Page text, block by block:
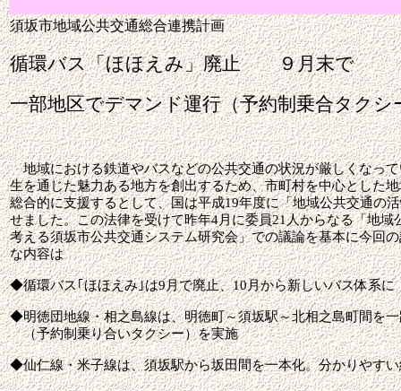
須坂市地域公共交通総合連携計画
循環バス「ほほえみ」廃止 ９月末で
一部地区でデマンド運行（予約制乗合タ
地域における鉄道やバスなどの公共交通の状況が厳しくなっ
生を通じた魅力ある地方を創出するため、市町村を中心とした
総合的に支援するとして、国は平成19年度に「地域公共交通の
せました。この法律を受けて昨年4月に委員21人からなる「地域
考える須坂市公共交通システム研究会」での議論を基本に今回
な内容は
◆循環バス｢ほほえみ｣は9月で廃止、10月から新しいバス体系に
◆明徳団地線・相之島線は、明徳町～須坂駅～北相之島町間を
（予約制乗り合いタクシー）を実施
◆仙仁線・米子線は、須坂駅から坂田間を一本化。分かりやす